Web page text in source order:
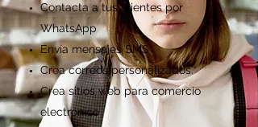
Contacta a tus clientes por
WhatsApp
Envía mensajes SMS
Crea correos personalizados.
Crea sitios web para comercio
electrónico